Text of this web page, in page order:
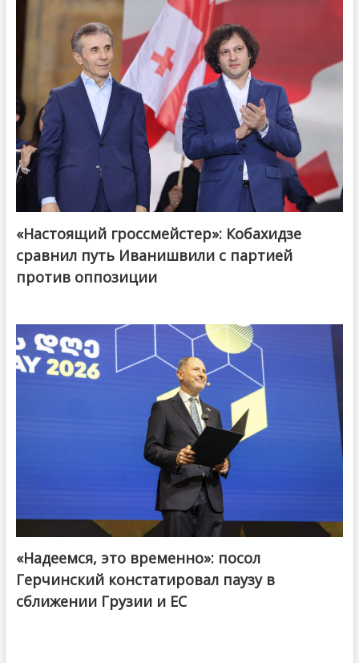
@ქართული ოცნება / Georgian Dream
«Настоящий гроссмейстер»: Кобахидзе
сравнил путь Иванишвили с партией
против оппозиции
«Надеемся, это временно»: посол
Герчинский констатировал паузу в
сближении Грузии и ЕС